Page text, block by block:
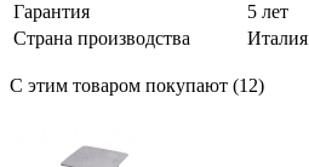
Гарантия
5 лет
Страна производства
Италия
С этим товаром покупают (12)